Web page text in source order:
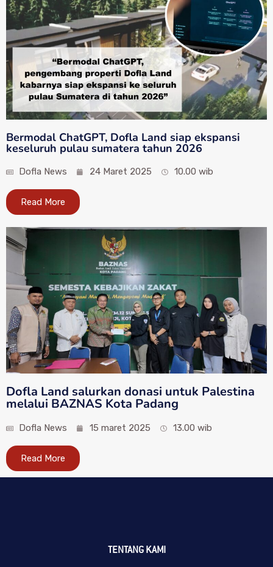
Bermodal ChatGPT, Dofla Land siap ekspansi
keseluruh pulau sumatera tahun 2026
Dofla News 24 Maret 2025 10.00 wib
Read More
Dofla Land salurkan donasi untuk Palestina
melalui BAZNAS Kota Padang
Dofla News 15 maret 2025 13.00 wib
Read More
TENTANG KAMI